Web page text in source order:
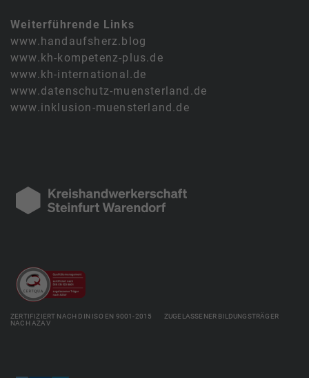
Weiterführende Links
www.handaufsherz.blog
www.kh-kompetenz-plus.de
www.kh-international.de
www.datenschutz-muensterland.de
www.inklusion-muensterland.de
ZERTIFIZIERT NACH DIN ISO EN 9001-2015 ZUGELASSENER BILDUNGSTRÄGER
NACH AZAV